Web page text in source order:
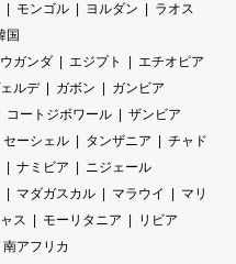
モンゴル ヨルダン
ラオス
国
ウガンダ エジプト
エチオピア
ルデ ガボン
ガンビア
コートジボワール
ザンビア
セーシェル タンザニア
チャド
ナミビア
ニジェール
マダガスカル マラウイ
マリ
ス モーリタニア
リビア
南アフリカ